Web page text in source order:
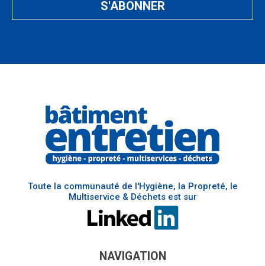
Toute la communauté de l'Hygiène, la Propreté, le
Multiservice & Déchets est sur
NAVIGATION